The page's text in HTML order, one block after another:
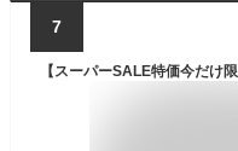
7